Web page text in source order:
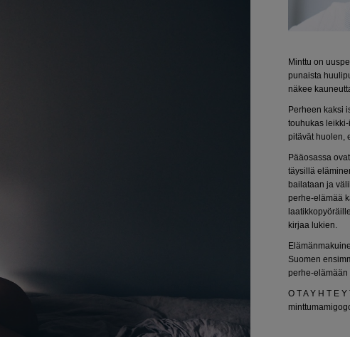
Minttu on
punaista
näkee
Perheen kaksi
touhukas
pitävät huolen,
Pääosassa
täysillä
bailataan ja
perhe-elämää
kirjaa lukien.
Suomen
perhe-
O T A Y H T E Y